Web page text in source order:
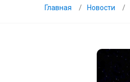
Главная Новости